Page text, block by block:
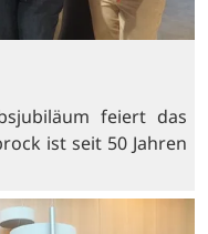
feiert das
ist seit 50 Jahren